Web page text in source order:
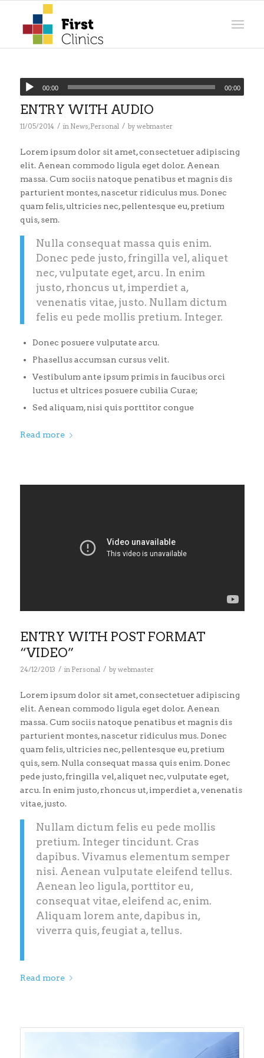
00:00 00:00
ENTRY WITH AUDIO
11/05/2014 / in News,Personal / by webmaster
Lorem ipsum dolor sit amet, consectetuer adipiscing
elit. Aenean commodo ligula eget dolor. Aenean
massa. Cum sociis natoque penatibus et magnis dis
parturient montes, nascetur ridiculus mus. Donec
quam felis, ultricies nec, pellentesque eu, pretium
quis, sem.
Nulla consequat massa quis enim.
Donec pede justo, fringilla vel, aliquet
nec, vulputate eget, arcu. In enim
justo, rhoncus ut, imperdiet a,
venenatis vitae, justo. Nullam dictum
felis eu pede mollis pretium. Integer.
Donec posuere vulputate arcu.
Phasellus accumsan cursus velit.
Vestibulum ante ipsum primis in faucibus orci
luctus et ultrices posuere cubilia Curae;
Sed aliquam, nisi quis porttitor congue
Read more
ENTRY WITH POST FORMAT
“VIDEO”
24/12/2013 / in Personal / by webmaster
Lorem ipsum dolor sit amet, consectetuer adipiscing
elit. Aenean commodo ligula eget dolor. Aenean
massa. Cum sociis natoque penatibus et magnis dis
parturient montes, nascetur ridiculus mus. Donec
quam felis, ultricies nec, pellentesque eu, pretium
quis, sem. Nulla consequat massa quis enim. Donec
pede justo, fringilla vel, aliquet nec, vulputate eget,
arcu. In enim justo, rhoncus ut, imperdiet a, venenatis
vitae, justo.
Nullam dictum felis eu pede mollis
pretium. Integer tincidunt. Cras
dapibus. Vivamus elementum semper
nisi. Aenean vulputate eleifend tellus.
Aenean leo ligula, porttitor eu,
consequat vitae, eleifend ac, enim.
Aliquam lorem ante, dapibus in,
viverra quis, feugiat a, tellus.
Read more